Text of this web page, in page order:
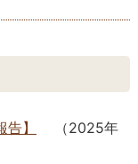
】 （2025年